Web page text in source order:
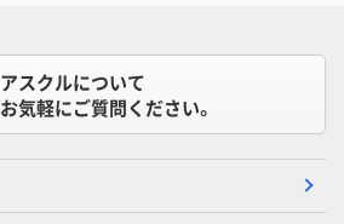
アスクルについて
お気軽にご質問ください。